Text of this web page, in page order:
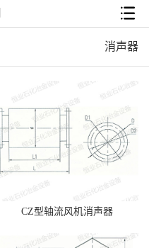
消声器
CZ型轴流风机消声器